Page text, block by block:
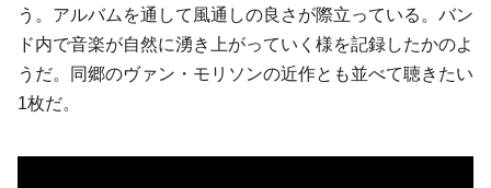
う。アルバムを通して風通しの良さが際立っている。バン
ド内で音楽が自然に湧き上がっていく様を記録したかのよ
うだ。同郷のヴァン・モリソンの近作とも並べて聴きたい
1枚だ。